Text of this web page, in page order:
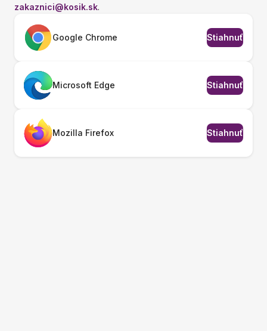
zakaznici@kosik.sk.
Google Chrome Stiahnuť
Microsoft Edge Stiahnuť
Mozilla Firefox Stiahnuť